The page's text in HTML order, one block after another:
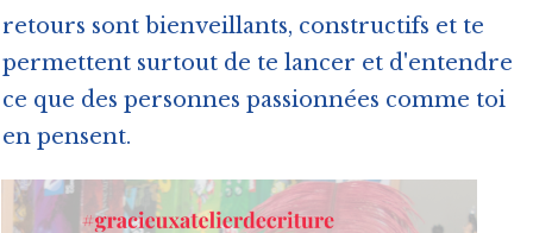
retours sont bienveillants, constructifs et te
permettent surtout de te lancer et d'entendre
ce que des personnes passionnées comme toi
en pensent.